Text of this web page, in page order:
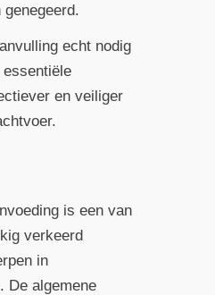
echt nodig
en veiliger
is een van
verkeerd
in
De algemene